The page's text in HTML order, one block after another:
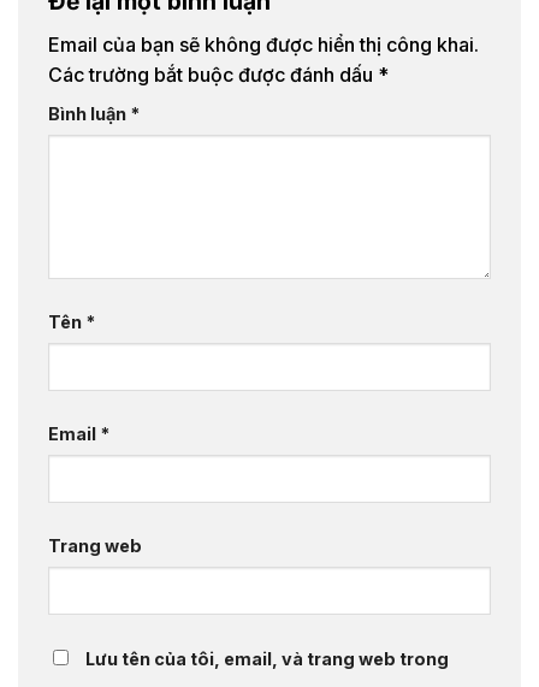
Email của bạn sẽ không được hiển thị công khai.
Các trường bắt buộc được đánh dấu *
Bình luận *
Tên *
Email *
Trang web
Lưu tên của tôi, email, và trang web trong